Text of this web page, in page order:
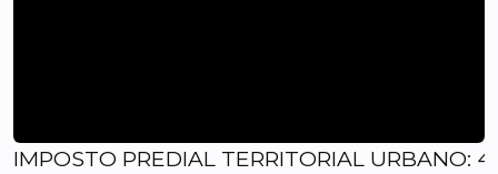
IMPOSTO PREDIAL TERRITORIAL